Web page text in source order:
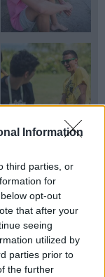
Information
third parties, or
for
opt-out
that after your
seeing
utilized by
parties prior to
the further